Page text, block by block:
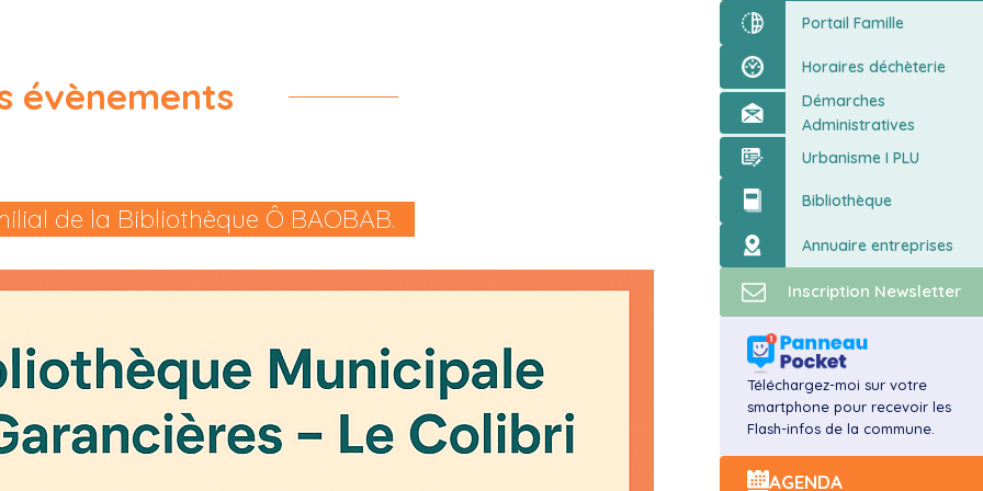
Portail Famille
Horaires déchèterie
Démarches
Administratives
Urbanisme I PLU
Bibliothèque
Annuaire entreprises
Inscription Newsletter
Téléchargez-moi sur votre
smartphone pour recevoir les
Flash-infos de la commune.
AGENDA
évènements
de la Bibliothèque Ô BAOBAB.